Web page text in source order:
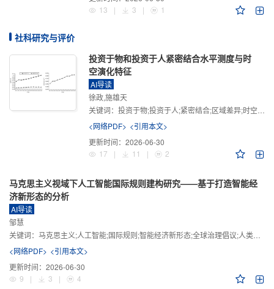
13
| 3 | 1
社科研究与评价
投资于物和投资于人紧密结合水平测度与时
空演化特征
AI导读
徐政,施雄天
关键词： 投资于物;投资于人;紧密结合;区域差异;时空演化
<网络PDF> <引用本文>
更新时间： 2026-06-30
17
| 11 | 2
马克思主义视域下人工智能国际规则建构研究——基于打造智能经
济新形态的分析
AI导读
邹慧
关键词： 马克思主义;人工智能;国际规则;智能经济新形态;全球治理倡议;人类命运共同体
<网络PDF> <引用本文>
更新时间： 2026-06-30
9
| 3 | 4